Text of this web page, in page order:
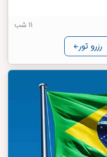
11 شب
رزرو تور